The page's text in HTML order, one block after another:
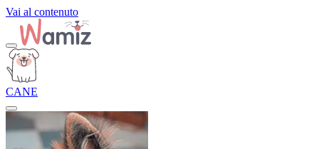
Vai al contenuto
CANE